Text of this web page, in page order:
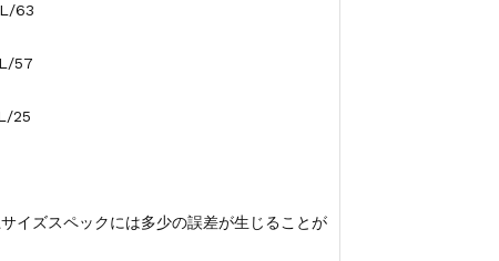
63
57
25
イズスペックには多少の誤差が生じることが